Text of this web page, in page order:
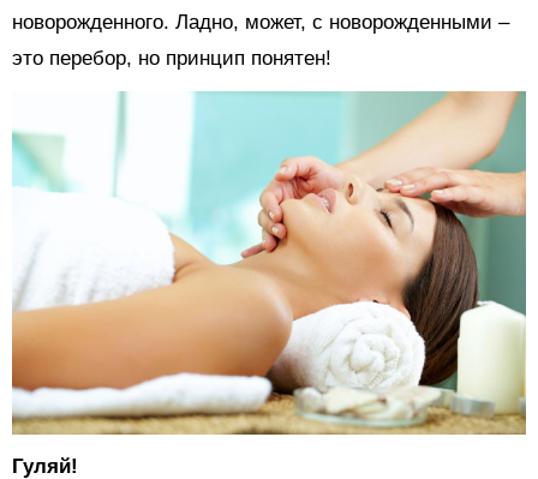
новорожденного. Ладно, может, с новорожденными –
это перебор, но принцип понятен!
Гуляй!